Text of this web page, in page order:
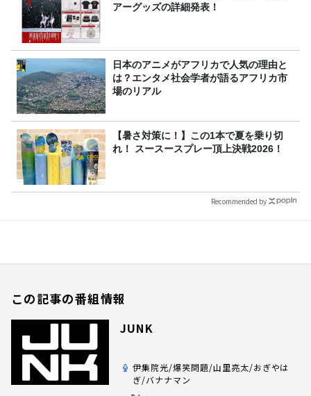
アーグッズの詳細発表！
日本のアニメがアフリカで人気の理由と
は？エンタメ社会学者が語るアフリカ市
場のリアル
【暑さ対策に！】この1本で夏を乗り切
れ！ スースースプレー頂上決戦2026！
Recommended by
この記事の番組情報
JUNK
伊集院光/爆笑問題/山里亮太/おぎやは
ぎ/バナナマン